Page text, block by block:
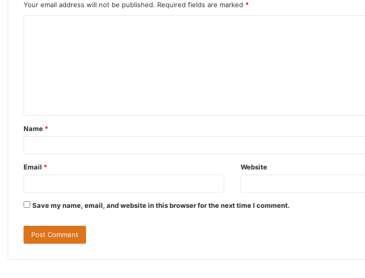
Your email address will not be published. Required fields are marked *
t
*
Name *
Email * Website
Save my name, email, and website in this browser for the next time I comment.